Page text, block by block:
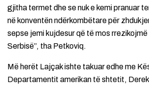
gjitha termet dhe se nuk e kemi pranuar
në konventën ndërkombëtare për
sepse jemi kujdesur që të mos
Serbisë”, tha Petkoviq.
Më herët Lajçak ishte takuar edhe me
Departamentit amerikan të shtetit,